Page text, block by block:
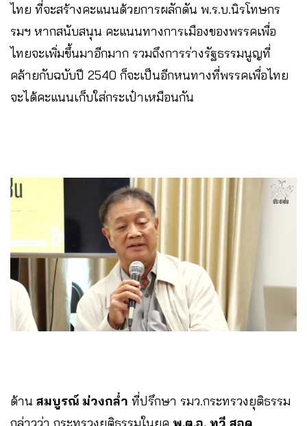
ไทย ที่จะสร้างคะแนนด้วยการผลักดัน พ.ร.บ.นิรโทษกร
รมฯ หากสนับสนุน คะแนนทางการเมืองของพรรคเพื่อ
ไทยจะเพิ่มขึ้นมาอีกมาก รวมถึงการร่างรัฐธรรมนูญที่
คล้ายกับฉบับปี 2540 ก็จะเป็นอีกหนทางที่พรรคเพื่อไทย
จะได้คะแนนเก็บใส่กระเป๋าเหมือนกัน
ด้าน สมบูรณ์ ม่วงกล่ำ ที่ปรึกษา รมว.กระทรวงยุติธรรม